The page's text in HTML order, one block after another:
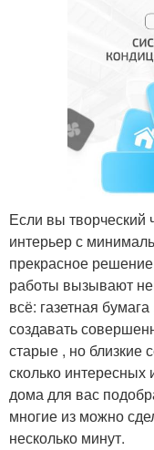
Если вы творческий
интерьер с
прекрасное
работы вызывают
всё: газетная
создавать
старые , но близкие
сколько
дома для вас
многие из можно
несколько минут.